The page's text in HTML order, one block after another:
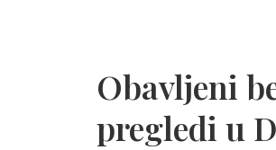
Obavljeni
pregledi u